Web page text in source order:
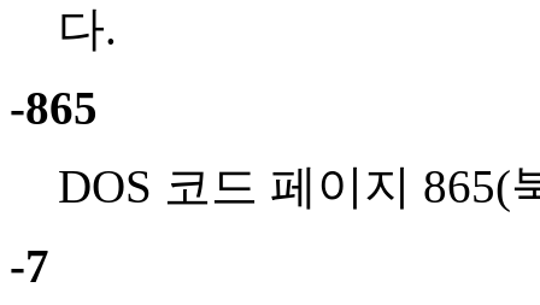
다.
-865
DOS 코드 페이지
-7